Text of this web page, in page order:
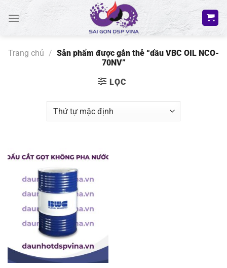
qua
Trang chủ / Sản phẩm được gắn thẻ “dầu VBC OIL NCO-
70NV”
LỌC